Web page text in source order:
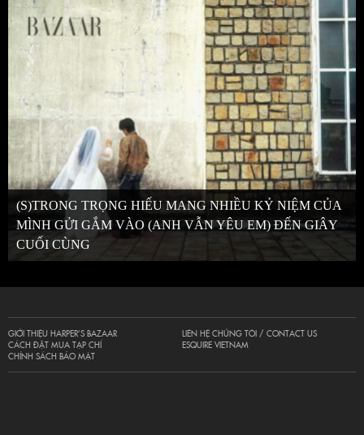
(S)TRONG TRỌNG HIẾU MANG NHIỀU KỶ NIỆM CỦA
MÌNH GỬI GẮM VÀO (ANH VẪN YÊU EM) ĐẾN GIÂY
CUỐI CÙNG
GIỚI THIỆU HARPER’S BAZAAR
CÁCH ĐẶT MUA TẠP CHÍ
CHÍNH SÁCH BẢO MẬT
LIÊN HỆ CHÚNG TÔI / CONTACT US
ESQUIRE VIETNAM